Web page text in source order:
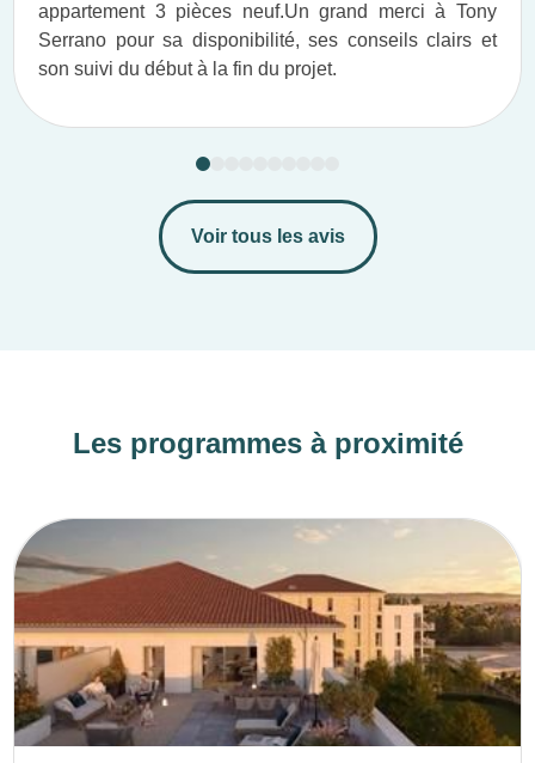
appartement 3 pièces neuf.​ Un grand merci à Tony
Serrano pour sa disponibilité, ses conseils clairs et
son suivi du début à la fin du projet.​
Voir tous les avis
Les programmes à proximité